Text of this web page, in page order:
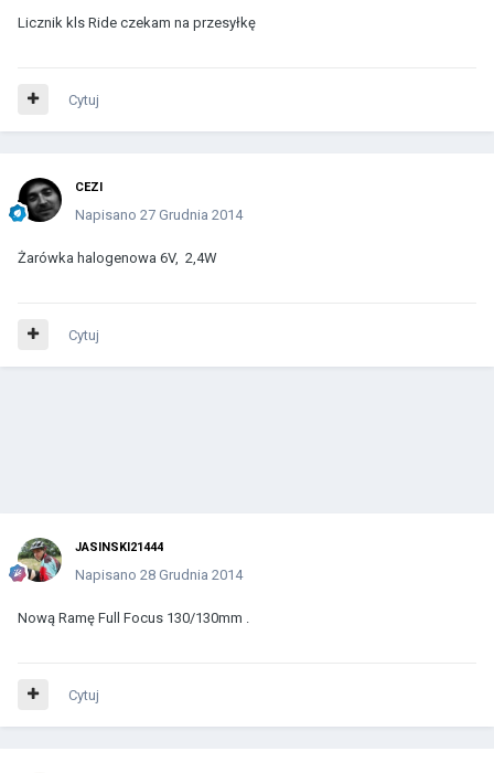
Licznik kls Ride czekam na przesyłkę
Cytuj
CEZI
Napisano 27 Grudnia 2014
Żarówka halogenowa 6V, 2,4W
Cytuj
JASINSKI21444
Napisano 28 Grudnia 2014
Nową Ramę Full Focus 130/130mm .
Cytuj